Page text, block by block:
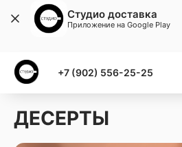
+7 (902) 556-25-25
ДЕСЕРТЫ
Студио доставка
Приложение на Google Play